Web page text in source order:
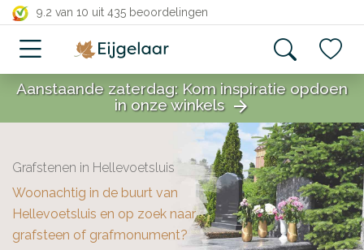
9.2 van 10 uit 435 beoordelingen
close
close
Aanstaande zaterdag: Kom inspiratie opdoen
in onze winkels arrow_forward
Grafstenen in Hellevoetsluis
Woonachtig in de buurt van
Hellevoetsluis en op zoek naar
grafsteen of grafmonument?